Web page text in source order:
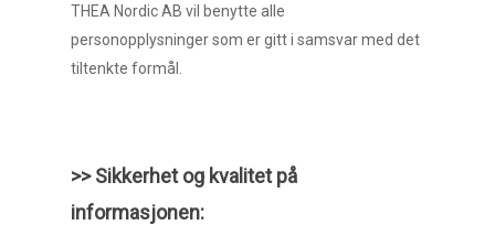
THEA Nordic AB vil benytte alle
personopplysninger som er gitt i samsvar med det
tiltenkte formål.
>> Sikkerhet og kvalitet på
informasjonen: